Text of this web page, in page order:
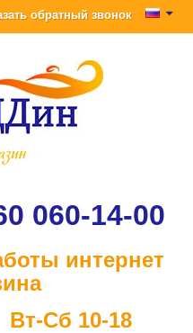
обратный звонок
060-14-00
интернет
18